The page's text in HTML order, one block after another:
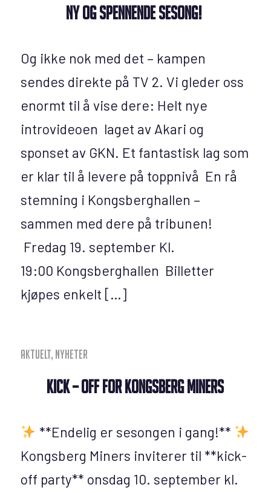
ny og spennende sesong!
Og ikke nok med det – kampen
sendes direkte på TV 2. Vi gleder oss
enormt til å vise dere: Helt nye
introvideoen laget av Akari og
sponset av GKN. Et fantastisk lag som
er klar til å levere på toppnivå En rå
stemning i Kongsberghallen –
sammen med dere på tribunen!
Fredag 19. september Kl.
19:00 Kongsberghallen Billetter
kjøpes enkelt […]
Aktuelt, Nyheter
Kick – Off for Kongsberg Miners
**Endelig er sesongen i gang!**
Kongsberg Miners inviterer til **kick-
off party** onsdag 10. september kl.